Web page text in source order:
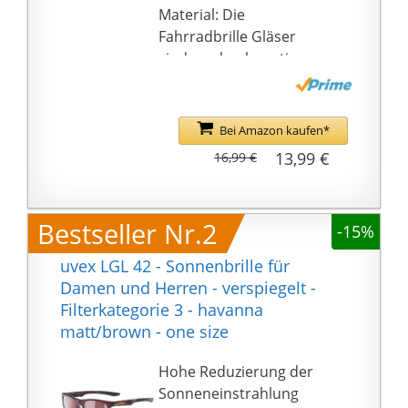
Material: Die
Fahrradbrille Gläser
sind aus hochwertigem
Schutz, der schädliche
UV- und UVB-Strahlen
blockiert, die
Augen reduziert und
die Sicht klarer macht.
Hoher Tragekomfort:
Die Rahmen der
Fahrrad Sonnenbrille
sind aus leichtem,
strapazierfähigem TR90
gefertigt und so
ergonomisch geformt,
Bei Amazon kaufen*
13,99 €
16,99 €
Bestseller Nr.2
-15%
uvex LGL 42 - Sonnenbrille für
Damen und Herren - verspiegelt -
Filterkategorie 3 - havanna
matt/brown - one size
Hohe Reduzierung der
Sonneneinstrahlung